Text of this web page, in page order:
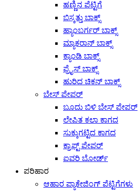
ಹಣ್ಣಿನ ಪೆಟ್ಟಿಗೆ
ಬಿಸ್ಕತ್ತು ಬಾಕ್ಸ್
ಹ್ಯಾಂಬರ್ಗರ್ ಬಾಕ್ಸ್
ಮ್ಯಾಕರಾನ್ ಬಾಕ್ಸ್
ಕ್ಯಾಂಡಿ ಬಾಕ್ಸ್
ಫ್ರೈಸ್ ಬಾಕ್ಸ್
ಹುರಿದ ಚಿಕನ್ ಬಾಕ್ಸ್
ಬೇಸ್ ಪೇಪರ್
ಬೂದು ಬಿಳಿ ಬೇಸ್ ಪೇಪರ್
ಲೇಪಿತ ಕಲಾ ಕಾಗದ
ಸುಕ್ಕುಗಟ್ಟಿದ ಕಾಗದ
ಕ್ರಾಫ್ಟ್ ಪೇಪರ್
ಐವರಿ ಬೋರ್ಡ್
ಪರಿಹಾರ
ಆಹಾರ ಪ್ಯಾಕೇಜಿಂಗ್ ಪೆಟ್ಟಿಗೆಗಳು